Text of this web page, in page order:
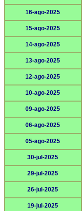
16-ago-2025
15-ago-2025
14-ago-2025
13-ago-2025
12-ago-2025
10-ago-2025
09-ago-2025
06-ago-2025
05-ago-2025
30-jul-2025
29-jul-2025
26-jul-2025
19-jul-2025